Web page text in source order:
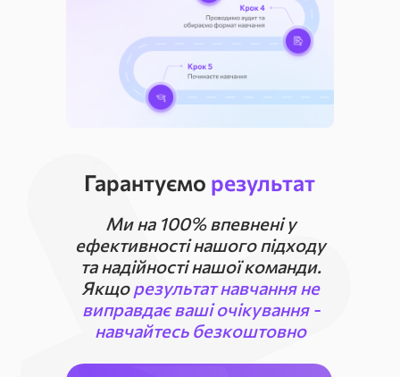
Гарантуємо результат
Ми на 100% впевнені у
ефективності нашого підходу
та надійності нашої команди.
Якщорезультат навчання не
виправдає ваші очікування -
навчайтесь безкоштовно